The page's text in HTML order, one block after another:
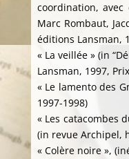
coordination,
Marc Rombaut,
éditions Lansman,
« La veillée » (in
Lansman, 1997,
« Le lamento des
1997-1998)
« Les catacombes
(in revue Archipel,
« Colère noire »,